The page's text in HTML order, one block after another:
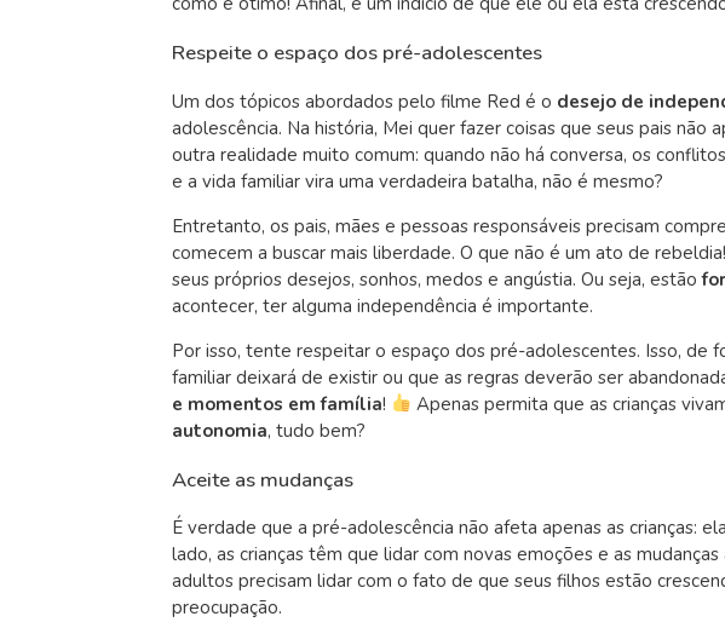
Respeite o espaço dos pré-adolescentes
Um dos tópicos abordados pelo filme Red é o desejo de
adolescência. Na história, Mei quer fazer coisas que seus pais não
outra realidade muito comum: quando não há conversa, os
e a vida familiar vira uma verdadeira batalha, não é mesmo?
Entretanto, os pais, mães e pessoas responsáveis precisam
comecem a buscar mais liberdade. O que não é um ato de
seus próprios desejos, sonhos, medos e angústia. Ou seja, estão
acontecer, ter alguma independência é importante.
Por isso, tente respeitar o espaço dos pré-adolescentes. Isso, de
familiar deixará de existir ou que as regras deverão ser
e momentos em família! Apenas permita que as crianças
autonomia, tudo bem?
Aceite as mudanças
É verdade que a pré-adolescência não afeta apenas as crianças: ela
lado, as crianças têm que lidar com novas emoções e as
adultos precisam lidar com o fato de que seus filhos estão
preocupação.